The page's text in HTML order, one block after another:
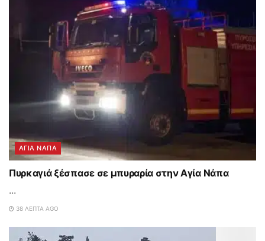
ΑΓΙΑ ΝΑΠΑ
Πυρκαγιά ξέσπασε σε μπυραρία στην Αγία Νάπα
...
38 ΛΕΠΤΆ AGO